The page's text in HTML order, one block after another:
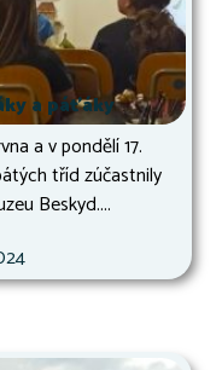
a páťáky
a v pondělí 17.
tříd zúčastnily
Beskyd....